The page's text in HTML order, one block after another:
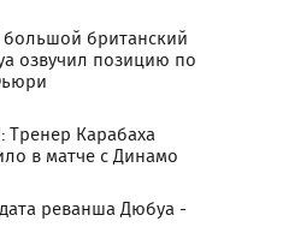
британский
озвучил позицию по
Карабаха
в матче с Динамо
реванша Дюбуа -